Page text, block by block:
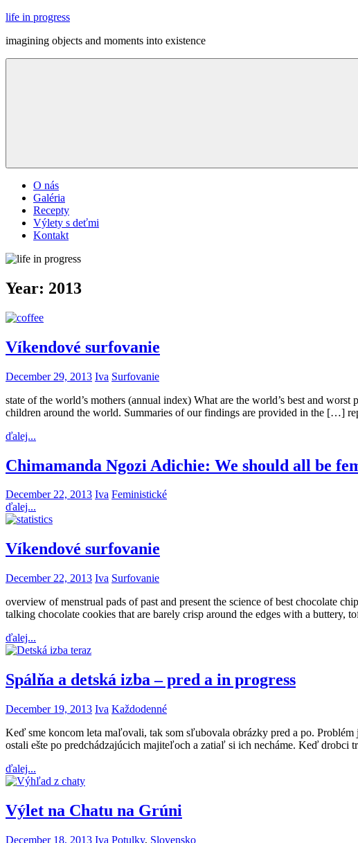
Skip
content
life in progress
imagining objects and moments into existence
Menu
O nás
Galéria
Recepty
Výlety s deťmi
Kontakt
Year: 2013
Víkendové surfovanie
December 29, 2013 Iva Surfovanie
state of the world’s mothers (annual index) What are the world’s best and
children around the world. Summaries of our findings are provided in the […]
ďalej...
Chimamanda Ngozi Adichie: We should all be
December 22, 2013 Iva Feministické
ďalej...
Víkendové surfovanie
December 22, 2013 Iva Surfovanie
overview of menstrual pads of past and present the science of best chocolate
talking chocolate cookies that are barely crisp around the edges with a
ďalej...
Spálňa a detská izba – pred a in progress
December 19, 2013 Iva Každodenné
Keď sme koncom leta maľovali, tak som sľubovala obrázky pred a po.
ostali ešte po predchádzajúcich majiteľoch a zatiaľ si ich necháme. Keď drobci
ďalej...
Výlet na Chatu na Grúni
December 18, 2013 Iva Potulky, Slovensko